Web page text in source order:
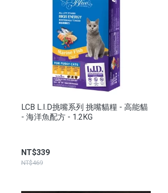
LCB L.I.D挑嘴系列 挑嘴貓糧 - 高能貓
- 海洋魚配方 - 1.2KG
NT$339
NT$469